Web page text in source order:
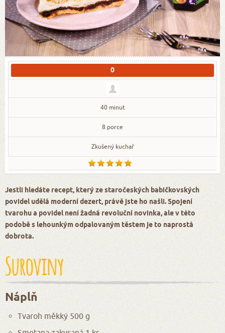
0
40 minut
8 porce
Zkušený kuchař
Jestli hledáte recept, který ze staročeských babičkovských
povidel udělá moderní dezert, právě jste ho našli. Spojení
tvarohu a povidel není žadná revoluční novinka, ale v této
podobě s lehounkým odpalovaným těstem je to naprostá
dobrota.
Suroviny
Náplň
Tvaroh měkký 500 g